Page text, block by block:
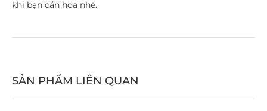
khi bạn cần hoa nhé.
SẢN PHẨM LIÊN QUAN